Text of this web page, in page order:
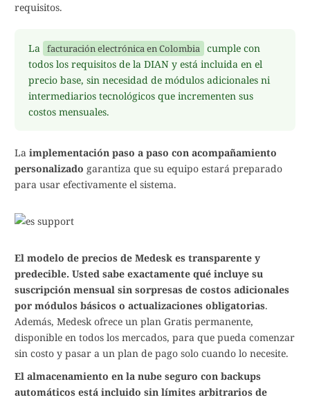
requisitos.
La facturación electrónica en Colombia cumple con
todos los requisitos de la DIAN y está incluida en el
precio base, sin necesidad de módulos adicionales ni
intermediarios tecnológicos que incrementen sus
costos mensuales.
La implementación paso a paso con acompañamiento
personalizado garantiza que su equipo estará preparado
para usar efectivamente el sistema.
El modelo de precios de Medesk es transparente y
predecible. Usted sabe exactamente qué incluye su
suscripción mensual sin sorpresas de costos adicionales
por módulos básicos o actualizaciones obligatorias.
Además, Medesk ofrece un plan Gratis permanente,
disponible en todos los mercados, para que pueda comenzar
sin costo y pasar a un plan de pago solo cuando lo necesite.
El almacenamiento en la nube seguro con backups
automáticos está incluido sin límites arbitrarios de